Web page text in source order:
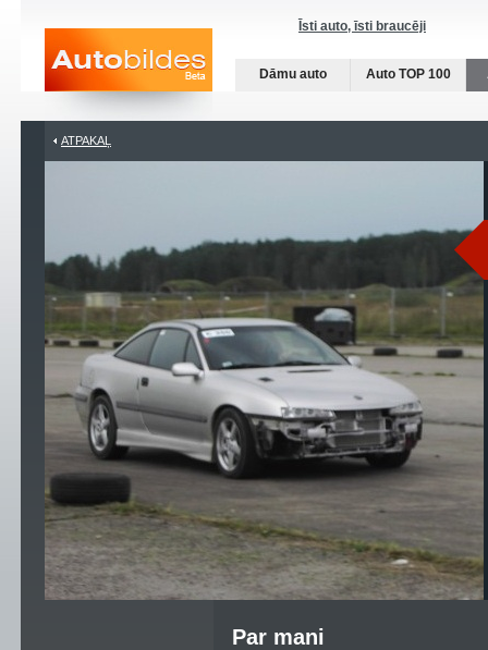
Īsti auto, īsti braucēji
Dāmu auto Auto TOP 100
ATPAKAĻ
Par mani